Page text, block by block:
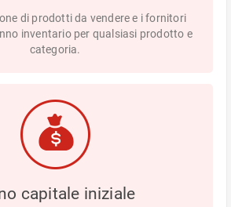
di prodotti da vendere e i fornitori
inventario per qualsiasi prodotto e
categoria.
capitale iniziale